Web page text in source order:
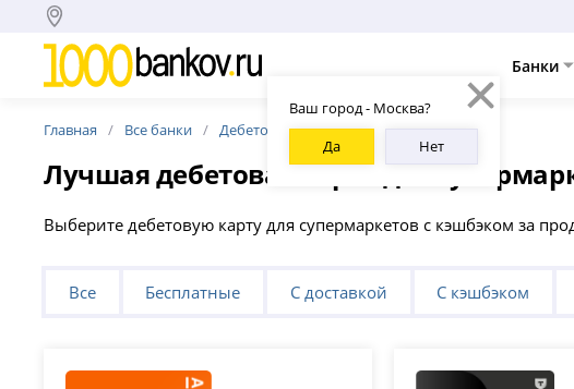
Ваш город - Москва?
Да
Нет
Банки
Главная Все банки Дебетовые карты Для супермаркетов
Лучшая дебетовая карта для
Выберите дебетовую карту для супермаркетов с кэшбэком за
Все Бесплатные С доставкой С кэшбэком